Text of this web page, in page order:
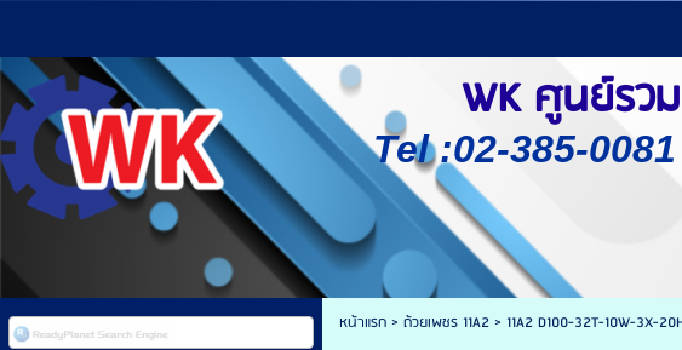
WK ศูนย์รว
Tel :02-385-
หน้าแรก> ถ้วยเพชร 11A2> 11A2 D100-32T-10W-3X-